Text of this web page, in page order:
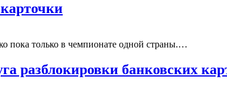
пока только в чемпионате одной страны.…
разблокировки банковских